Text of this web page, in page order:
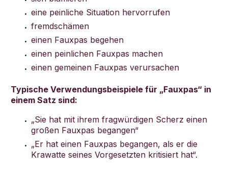
eine peinliche Situation hervorrufen
fremdschämen
einen Fauxpas begehen
einen peinlichen Fauxpas machen
einen gemeinen Fauxpas verursachen
Typische Verwendungsbeispiele für „Fauxpas“ in
einem Satz sind:
„Sie hat mit ihrem fragwürdigen Scherz einen
großen Fauxpas begangen“
„Er hat einen Fauxpas begangen, als er die
Krawatte seines Vorgesetzten kritisiert hat“.